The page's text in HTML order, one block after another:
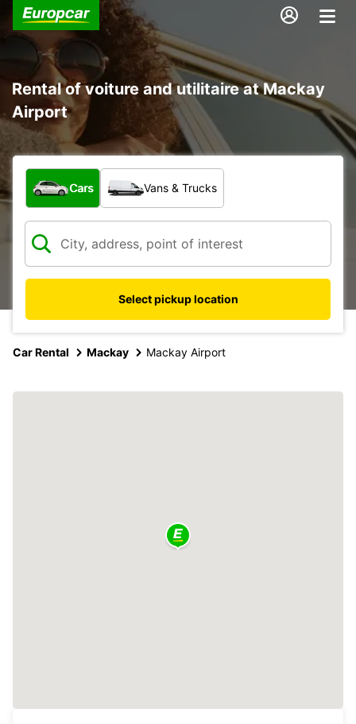
Rental of voiture and utilitaire at Mackay
Airport
What type of vehicle?
Cars Vans & Trucks
Select pickup location
Car Rental Mackay Mackay Airport